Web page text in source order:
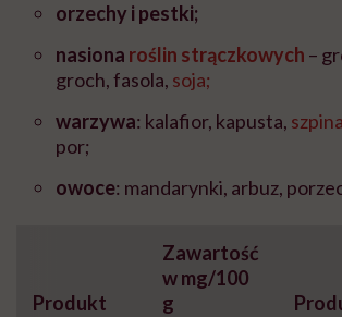
orzechy i pestki;
nasiona roślin strączkowych –
groch, fasola, soja;
warzywa: kalafior, kapusta,
por;
owoce: mandarynki, arbuz,
Produkt
Zawartość
w mg/100
g